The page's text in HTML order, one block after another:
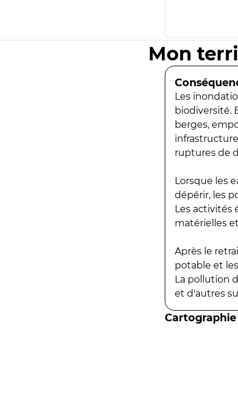
Mon
Les
biodiversité.
berges,
ruptures de
Lorsque les
dépérir, les
Les activités
matérielles
Après le
potable et
La pollution
et d'autres